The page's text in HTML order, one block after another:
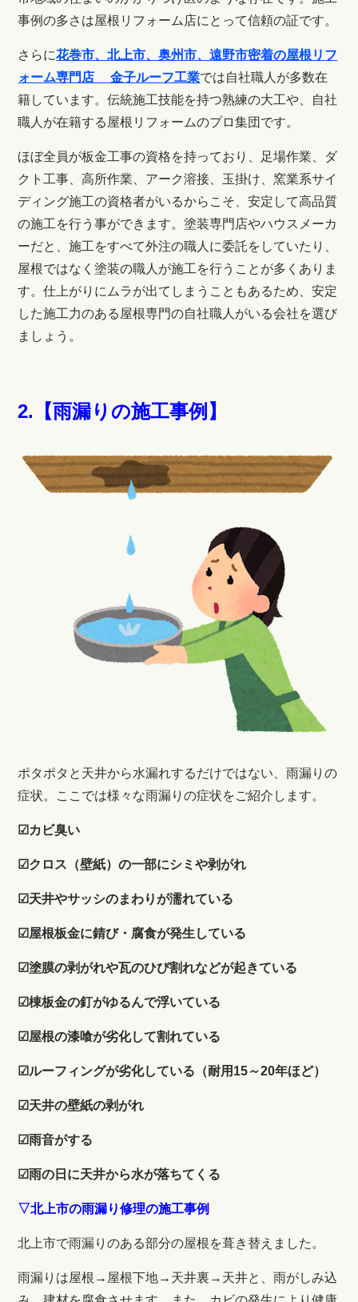
事例の多さは屋根リフォーム店にとって信頼の証です。
さらに花巻市、北上市、奥州市、遠野市密着の屋根リフ
ォーム専門店 金子ルーフ工業では自社職人が多数在
籍しています。伝統施工技能を持つ熟練の大工や、自社
職人が在籍する屋根リフォームのプロ集団です。
ほぼ全員が板金工事の資格を持っており、足場作業、ダ
クト工事、高所作業、 アーク溶接、玉掛け、窯業系サイ
ディング施工の資格者がいるからこそ、安定して高品質
の施工を行う事ができます。塗装専門店やハウスメーカ
ーだと、施工をすべて外注の職人に委託をしていたり、
屋根ではなく塗装の職人が施工を行うことが多くありま
す。仕上がりにムラが出てしまうこともあるため、安定
した施工力のある屋根専門の自社職人がいる会社を選び
ましょう。
2.【雨漏りの施工事例】
ポタポタと天井から水漏れするだけではない、雨漏りの
症状。ここでは様々な雨漏りの症状をご紹介します。
☑カビ臭い
☑クロス（壁紙）の一部にシミや剥がれ
☑天井やサッシのまわりが濡れている
☑屋根板金に錆び・腐食が発生している
☑塗膜の剥がれや瓦のひび割れなどが起きている
☑棟板金の釘がゆるんで浮いている
☑屋根の漆喰が劣化して割れている
☑ルーフィングが劣化している（耐用15～20年ほど）
☑天井の壁紙の剥がれ
☑雨音がする
☑雨の日に天井から水が落ちてくる
▽北上市の雨漏り修理の施工事例
北上市で雨漏りのある部分の屋根を葺き替えました。
雨漏りは屋根→屋根下地→天井裏→天井と、雨がしみ込